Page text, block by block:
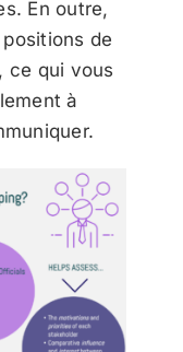
En outre,
de
ce qui vous
à